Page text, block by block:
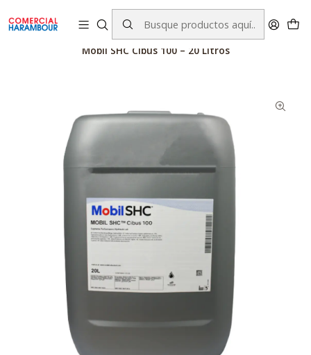
contacto@comercialharambour.cl
Catálogo Productos Mobil™ Lubricantes
Mobil SHC Cibus 100 – 20 Litros